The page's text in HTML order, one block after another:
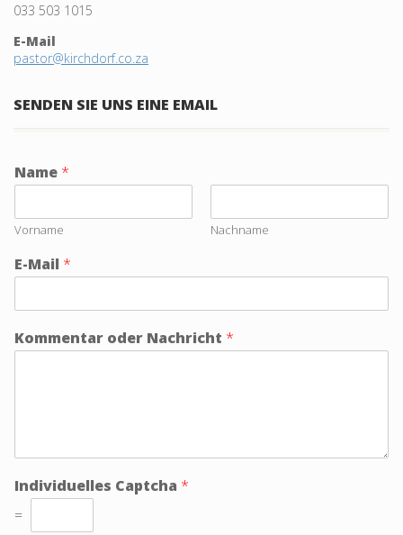
033 503 1015
E-Mail
pastor@kirchdorf.co.za
SENDEN SIE UNS EINE EMAIL
Name *
Vorname Nachname
E-Mail *
Kommentar oder Nachricht *
Individuelles Captcha *
=